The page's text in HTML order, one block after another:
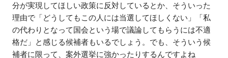
分が実現してほしい政策に反対しているとか、そういった
理由で「どうしてもこの人には当選してほしくない」「私
の代わりとなって国会という場で議論してもらうには不適
格だ」と感じる候補者もいるでしょう。でも、そういう候
補者に限って、案外選挙に強かったりするんですよね